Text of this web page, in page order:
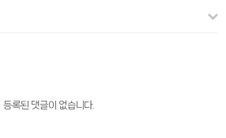
등록된 댓글이 없습니다.